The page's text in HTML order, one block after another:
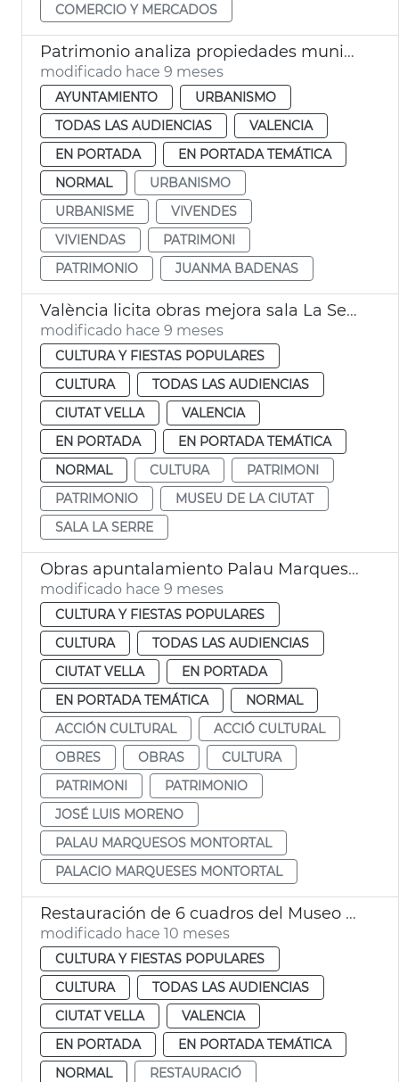
COMERCIO Y MERCADOS
Patrimonio analiza propiedades municipales para hacer viviendas
modificado hace 9 meses
AYUNTAMIENTO
URBANISMO
TODAS LAS AUDIENCIAS
VALENCIA
EN PORTADA
EN PORTADA TEMÁTICA
NORMAL
URBANISMO
URBANISME
VIVENDES
VIVIENDAS
PATRIMONI
PATRIMONIO
JUANMA BADENAS
València licita obras mejora sala La Serre Museu de la Ciutat
modificado hace 9 meses
CULTURA Y FIESTAS POPULARES
CULTURA
TODAS LAS AUDIENCIAS
CIUTAT VELLA
VALENCIA
EN PORTADA
EN PORTADA TEMÁTICA
NORMAL
CULTURA
PATRIMONI
PATRIMONIO
MUSEU DE LA CIUTAT
SALA LA SERRE
Obras apuntalamiento Palau Marquesos Montortal
modificado hace 9 meses
CULTURA Y FIESTAS POPULARES
CULTURA
TODAS LAS AUDIENCIAS
CIUTAT VELLA
EN PORTADA
EN PORTADA TEMÁTICA
NORMAL
ACCIÓN CULTURAL
ACCIÓ CULTURAL
OBRES
OBRAS
CULTURA
PATRIMONI
PATRIMONIO
JOSÉ LUIS MORENO
PALAU MARQUESOS MONTORTAL
PALACIO MARQUESES MONTORTAL
Restauración de 6 cuadros del Museo de la Ciudad
modificado hace 10 meses
CULTURA Y FIESTAS POPULARES
CULTURA
TODAS LAS AUDIENCIAS
CIUTAT VELLA
VALENCIA
EN PORTADA
EN PORTADA TEMÁTICA
NORMAL
RESTAURACIÓ